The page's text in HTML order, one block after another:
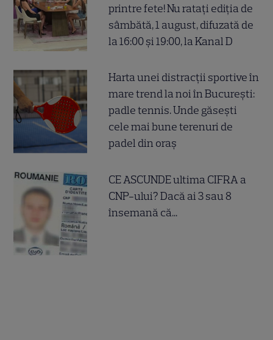
printre fete! Nu ratați ediția de
sâmbătă, 1 august, difuzată de
la 16:00 și 19:00, la Kanal D
Harta unei distracții sportive în
mare trend la noi în București:
padle tennis. Unde găsești
cele mai bune terenuri de
padel din oraș
CE ASCUNDE ultima CIFRA a
CNP-ului? Dacă ai 3 sau 8
însemană că...